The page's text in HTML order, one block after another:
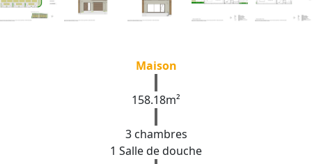
Maison
158.18m²
3 chambres
1 Salle de douche